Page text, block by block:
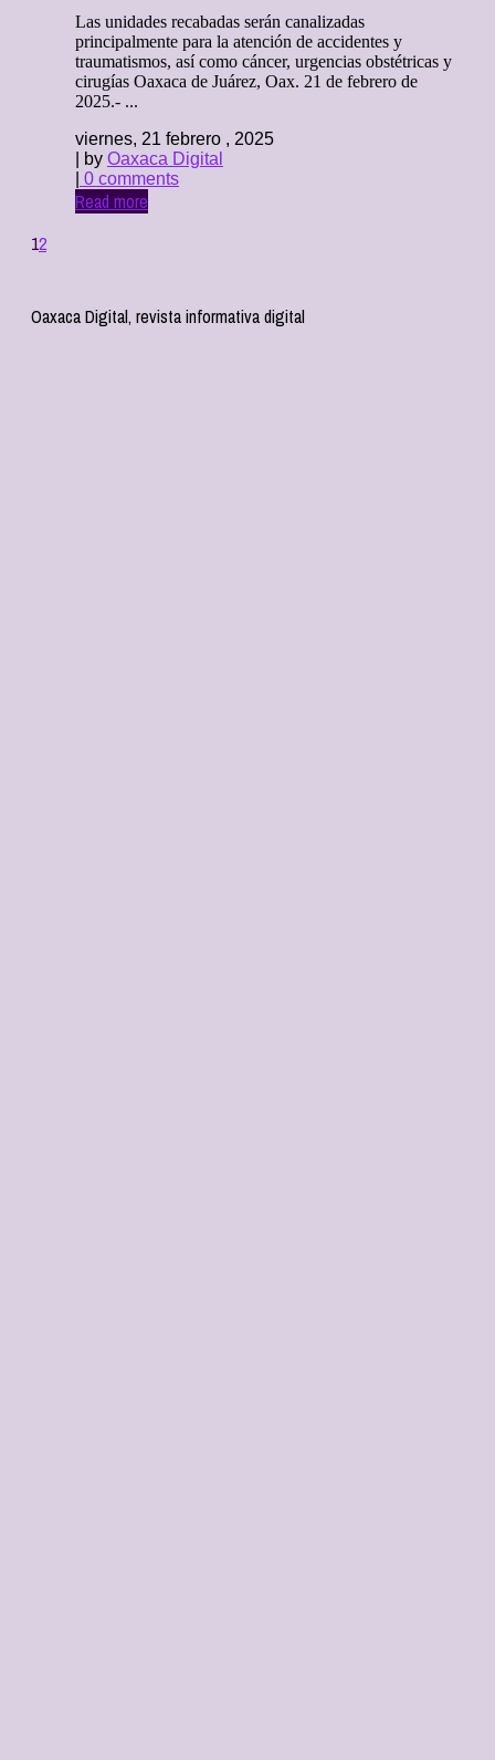
Las unidades recabadas serán canalizadas
principalmente para la atención de accidentes y
traumatismos, así como cáncer, urgencias obstétricas y
cirugías Oaxaca de Juárez, Oax. 21 de febrero de
2025.- ...
viernes, 21 febrero , 2025
| by Oaxaca Digital
0 comments
Read more
12
Oaxaca Digital, revista informativa digital